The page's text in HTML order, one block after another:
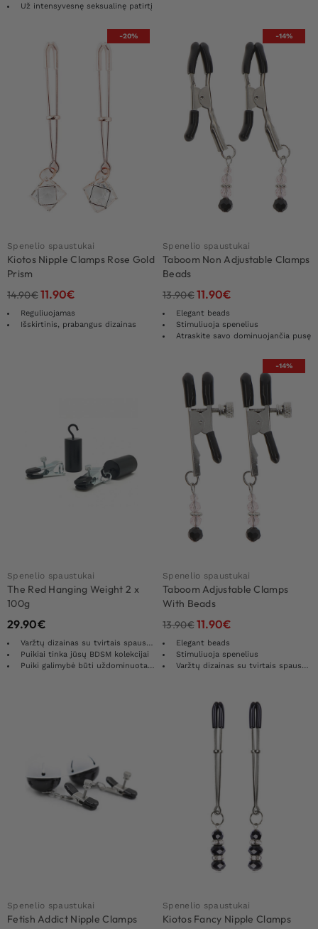
Už intensyvesnę seksualinę patirtį
-20%
Spenelio spaustukai
Kiotos Nipple Clamps Rose Gold
Prism
14.90€11.90€
Reguliuojamas
Išskirtinis, prabangus dizainas
-14%
Spenelio spaustukai
Taboom Non Adjustable Clamps
Beads
13.90€11.90€
Elegant beads
Stimuliuoja spenelius
Atraskite savo dominuojančia pusę
Spenelio spaustukai
The Red Hanging Weight 2 x
100g
29.90€
Varžtų dizainas su tvirtais spaustukais
Puikiai tinka jūsų BDSM kolekcijai
Puiki galimybė būti uždominuotam/ai
-14%
Spenelio spaustukai
Taboom Adjustable Clamps
With Beads
13.90€11.90€
Elegant beads
Stimuliuoja spenelius
Varžtų dizainas su tvirtais spaustukais
Spenelio spaustukai
Fetish Addict Nipple Clamps
Spenelio spaustukai
Kiotos Fancy Nipple Clamps